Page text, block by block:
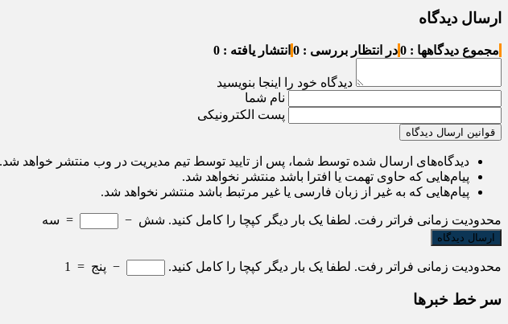
ارسال دیدگاه
مجموع دیدگاهها : 0 در انتظار بررسی : 0 انتشار یافته : 0
دیدگاه خود را اینجا بنویسید
نام شما
پست الکترونیکی
قوانین ارسال دیدگاه
دیدگاه‌های ارسال شده توسط شما، پس از تایید توسط تیم مدیریت در وب منتشر خواهد شد.
پیام‌هایی که حاوی تهمت یا افترا باشد منتشر نخواهد شد.
پیام‌هایی که به غیر از زبان فارسی یا غیر مرتبط باشد منتشر نخواهد شد.
محدودیت زمانی فراتر رفت. لطفا یک بار دیگر کپچا را کامل کنید. شش −
= سه
محدودیت زمانی فراتر رفت. لطفا یک بار دیگر کپچا را کامل کنید. − پنج =
1
سر خط خبرها